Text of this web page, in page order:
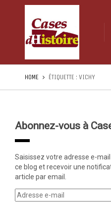
HOME ÉTIQUETTE : VICHY
Abonnez-vous à
Saisissez votre adresse e-
ce blog et recevoir une
article par email.